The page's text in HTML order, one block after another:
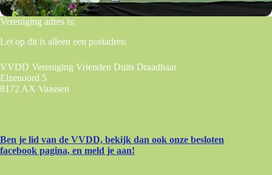
Vereniging adres is:
Let op dit is alleen een postadres:
VVDD Vereniging Vrienden Duits Draadhaar
Elzenoord 5
8172 AX Vaassen
Ben je lid van de VVDD, bekijk dan ook onze besloten
facebook pagina, en meld je aan!